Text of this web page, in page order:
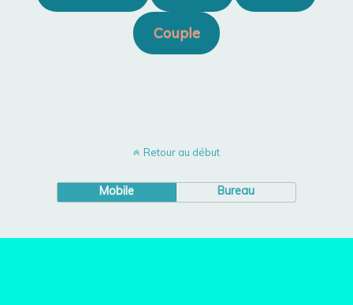
Couple
Retour au début
Mobile Bureau